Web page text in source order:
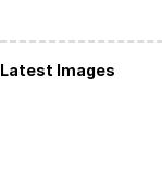
Latest Images